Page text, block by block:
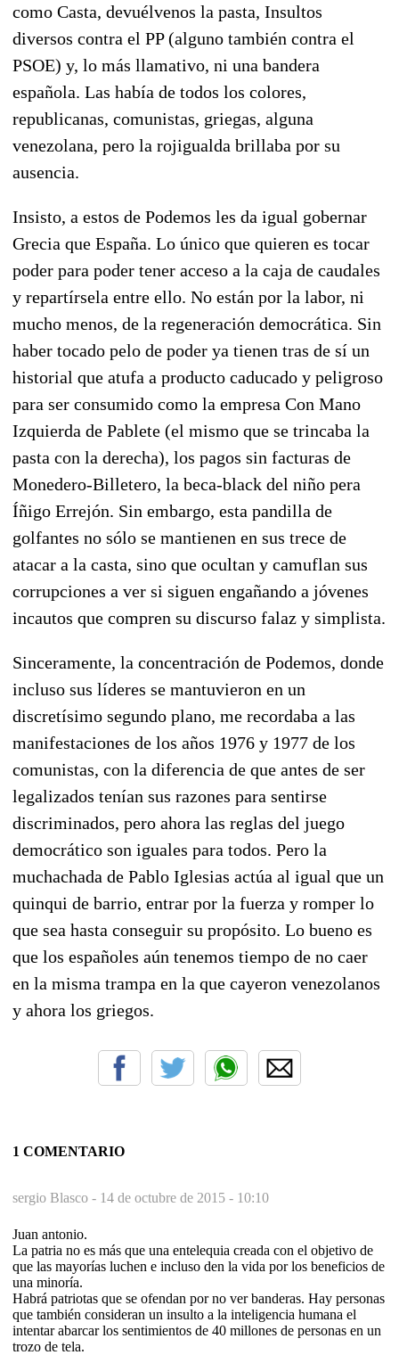
como Casta, devuélvenos la pasta, Insultos
diversos contra el PP (alguno también contra el
PSOE) y, lo más llamativo, ni una bandera
española. Las había de todos los colores,
republicanas, comunistas, griegas, alguna
venezolana, pero la rojigualda brillaba por su
ausencia.
Insisto, a estos de Podemos les da igual gobernar
Grecia que España. Lo único que quieren es tocar
poder para poder tener acceso a la caja de caudales
y repartírsela entre ello. No están por la labor, ni
mucho menos, de la regeneración democrática. Sin
haber tocado pelo de poder ya tienen tras de sí un
historial que atufa a producto caducado y peligroso
para ser consumido como la empresa Con Mano
Izquierda de Pablete (el mismo que se trincaba la
pasta con la derecha), los pagos sin facturas de
Monedero-Billetero, la beca-black del niño pera
Íñigo Errejón. Sin embargo, esta pandilla de
golfantes no sólo se mantienen en sus trece de
atacar a la casta, sino que ocultan y camuflan sus
corrupciones a ver si siguen engañando a jóvenes
incautos que compren su discurso falaz y simplista.
Sinceramente, la concentración de Podemos, donde
incluso sus líderes se mantuvieron en un
discretísimo segundo plano, me recordaba a las
manifestaciones de los años 1976 y 1977 de los
comunistas, con la diferencia de que antes de ser
legalizados tenían sus razones para sentirse
discriminados, pero ahora las reglas del juego
democrático son iguales para todos. Pero la
muchachada de Pablo Iglesias actúa al igual que un
quinqui de barrio, entrar por la fuerza y romper lo
que sea hasta conseguir su propósito. Lo bueno es
que los españoles aún tenemos tiempo de no caer
en la misma trampa en la que cayeron venezolanos
y ahora los griegos.
1 COMENTARIO
sergio Blasco - 14 de octubre de 2015 - 10:10
Juan antonio.
La patria no es más que una entelequia creada con el objetivo de
que las mayorías luchen e incluso den la vida por los beneficios de
una minoría.
Habrá patriotas que se ofendan por no ver banderas. Hay personas
que también consideran un insulto a la inteligencia humana el
intentar abarcar los sentimientos de 40 millones de personas en un
trozo de tela.